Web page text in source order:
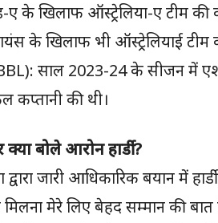
के खिलाफ ऑस्ट्रेलिया-ए टीम की
के खिलाफ भी ऑस्ट्रेलियाई टीम
साल 2023-24 के सीजन में
कप्तानी की थी।
बोले आरोन हार्डी?
द्वारा जारी आधिकारिक बयान में
मिलना मेरे लिए बेहद सम्मान की